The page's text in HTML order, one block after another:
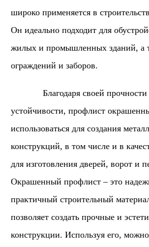
широко применяется в
Он идеально подходит для
жилых и промышленных зданий, а
ограждений и заборов.
Благодаря своей прочности
устойчивости, профлист
использоваться для создания
конструкций, в том числе и в
для изготовления дверей, ворот и
Окрашенный профлист – это
практичный строительный
позволяет создать прочные и
конструкции. Используя его, можно